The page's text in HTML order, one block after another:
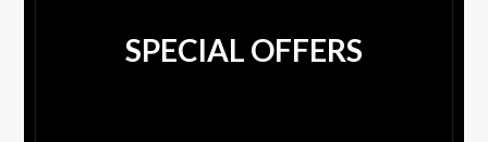
SPECIAL OFFERS